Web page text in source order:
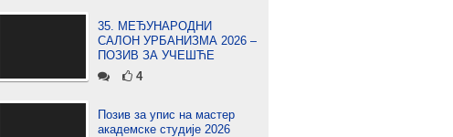
35. МЕЂУНАРОДНИ
САЛОН УРБАНИЗМА 2026 –
ПОЗИВ ЗА УЧЕШЋЕ
4
Позив за упис на мастер
академске студије 2026